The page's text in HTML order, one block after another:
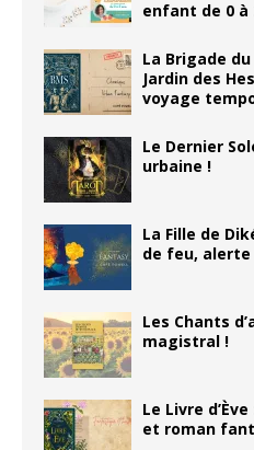
enfant de 0 à
La Brigade
Jardin des
voyage
Le Dernier
urbaine !
La Fille de
de feu, alerte
Les Chants
magistral !
Le Livre
et roman